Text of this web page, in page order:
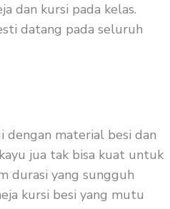
dan kursi pada kelas.
datang pada seluruh
dengan material besi dan
jua tak bisa kuat untuk
durasi yang sungguh
kursi besi yang mutu